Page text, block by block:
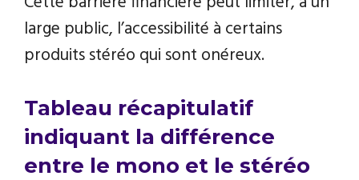
large public, l’accessibilité à certains
produits stéréo qui sont onéreux.
Tableau récapitulatif
indiquant la différence
entre le mono et le stéréo